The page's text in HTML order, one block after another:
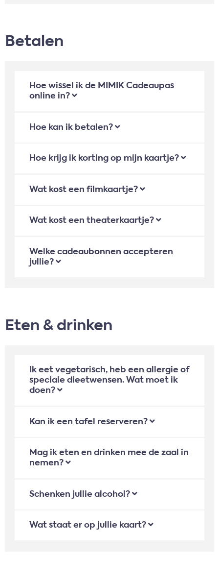
Betalen
Hoe wissel ik de MIMIK Cadeaupas
online in?
Hoe kan ik betalen?
Hoe krijg ik korting op mijn kaartje?
Wat kost een filmkaartje?
Wat kost een theaterkaartje?
Welke cadeaubonnen accepteren
jullie?
Eten & drinken
Ik eet vegetarisch, heb een allergie of
speciale dieetwensen. Wat moet ik
doen?
Kan ik een tafel reserveren?
Mag ik eten en drinken mee de zaal in
nemen?
Schenken jullie alcohol?
Wat staat er op jullie kaart?